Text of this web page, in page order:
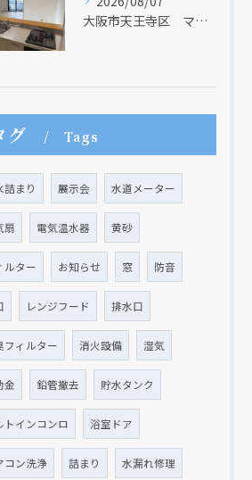
大阪市天王寺区 マンションのキッチン取替及び内装リフォーム工事 クリナップ
グ Tags
詰まり 展示会 水道メーター
扇 電気温水器 黄砂
ルター お知らせ 窓 防音
レンジフード 排水口
フィルター 消火設備 湿気
金 鉛管撤去 貯水タンク
トインコンロ 浴室ドア
コン洗浄 詰まり 水漏れ修理
入っている折込チラシです。
シのページにジャンプします
入っている折込チラシです。
シのページにジャンプします